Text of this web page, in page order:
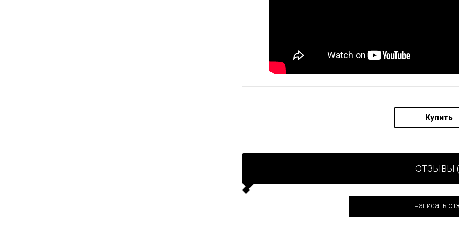
Купить
ОТЗЫВЫ
написать